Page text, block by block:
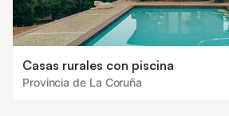
Casas rurales con piscina
Provincia de La Coruña